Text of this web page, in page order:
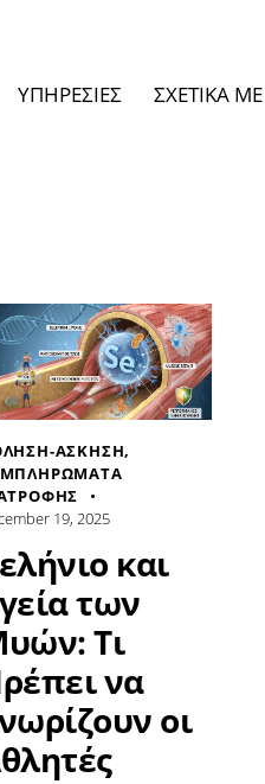
ΥΠΗΡΕΣΙΕΣ ΣΧΕΤΙΚΑ
ΑΣΚΗΣΗ,
19, 2025
και
των
Τι
να
οι